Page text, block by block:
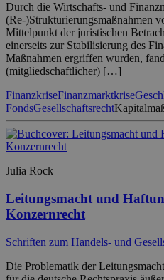
Durch die Wirtschafts- und
(Re-)Strukturierungsmaßnahmen
Mittelpunkt der juristischen
einerseits zur Stabilisierung des
Maßnahmen ergriffen wurden,
(mitgliedschaftlicher) […]
FinanzkriseFinanzmarktkrise
FondsGesellschaftsrecht
Julia Rock
Leitungsmacht und
Konzernrecht
Schriften zum Handels- und
Die Problematik der